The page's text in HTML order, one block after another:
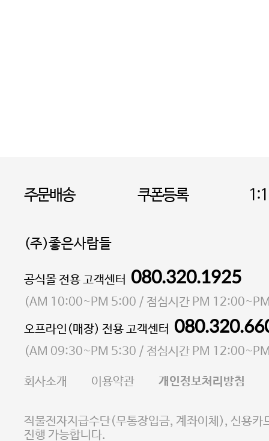
주문배송 쿠폰등록
(주)좋은사람들
대표 이성현,박영환| 개인정보관리책임자 김상현
소재지 서울특별시 마포구 마포대로4다길 41 마포
통신판매업 신고번호 2023-서울마포-3931호
사업자등록번호 105-81-58242
E-MAIL goodpeople@gpin.co.kr
사업자정보확인
이니시스 에스크로 서비
공식몰 전용 고객센터 080.320.1925
(AM 10:00~PM 5:00 / 점심시간 PM
오프라인(매장) 전용 고객센터
(AM 09:30~PM 5:30 / 점심시간 PM
회사소개 이용약관 개인정보처리방침
직불전자지급수단(무통장입금, 계좌이체), 신용카
진행 가능합니다.